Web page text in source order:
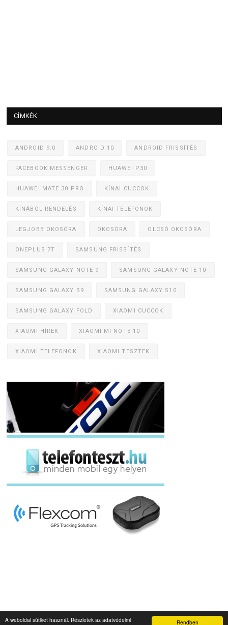
Rendben
A weboldal sütiket használ. Részletek az adatvédelmi
CÍMKÉK
ANDROID 9.0 ANDROID 10 ANDROID FRISSÍTÉS
FACEBOOK MESSENGER HUAWEI P30
HUAWEI MATE 30 PRO KÍNAI CUCCOK
KÍNÁBÓL RENDELÉS KÍNAI TELEFONOK
LEGJOBB OKOSÓRA OKOSÓRA OLCSÓ OKOSÓRA
ONEPLUS 7T SAMSUNG FRISSÍTÉS
SAMSUNG GALAXY NOTE 9 SAMSUNG GALAXY NOTE 10
SAMSUNG GALAXY S9 SAMSUNG GALAXY S10
SAMSUNG GALAXY FOLD XIAOMI CUCCOK
XIAOMI HÍREK XIAOMI MI NOTE 10
XIAOMI TELEFONOK XIAOMI TESZTEK